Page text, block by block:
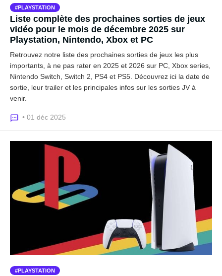
PLAYSTATION
Liste complète des prochaines sorties de jeux
vidéo pour le mois de décembre 2025 sur
Playstation, Nintendo, Xbox et PC
Retrouvez notre liste des prochaines sorties de jeux les plus
importants, à ne pas rater en 2025 et 2026 sur PC, Xbox series,
Nintendo Switch, Switch 2, PS4 et PS5. Découvrez ici la date de
sortie, leur trailer et les principales infos sur les sorties JV à
venir.
• 01 déc 2025
PLAYSTATION